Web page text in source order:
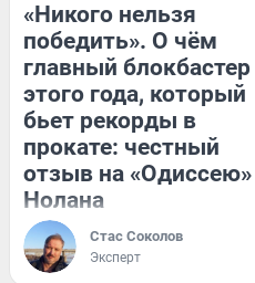
«Никого нельзя
победить». О чём
главный блокбастер
этого года, который
бьет рекорды в
прокате: честный
отзыв на «Одиссею»
Нолана
Стас Соколов
Эксперт